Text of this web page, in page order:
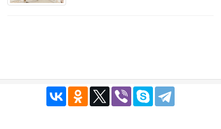
Публичный договор